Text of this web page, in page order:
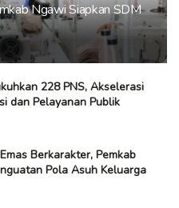
Ngawi Siapkan SDM
228 PNS, Akselerasi
dan Pelayanan Publik
Berkarakter, Pemkab
Pola Asuh Keluarga